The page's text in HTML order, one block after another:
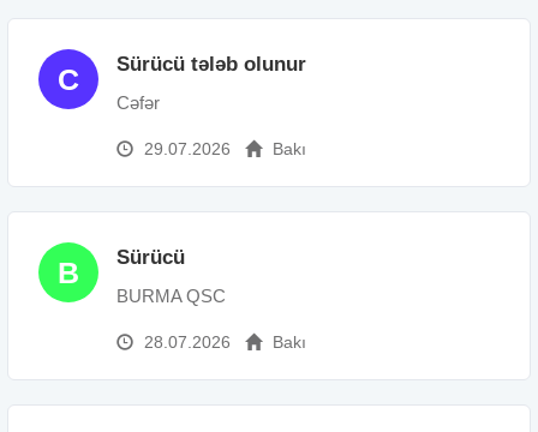
C Sürücü tələb olunur
Cəfər
29.07.2026 Bakı
B Sürücü
BURMA QSC
28.07.2026 Bakı